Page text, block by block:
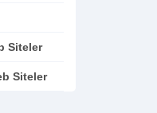
Siteler
Siteler